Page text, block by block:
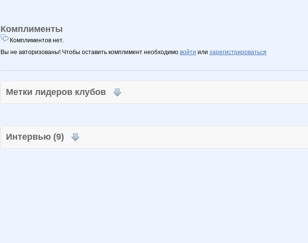
Комплименты
Комплиментов нет.
Вы не авторизованы! Чтобы оставить комплимент необходимо войти или зарегистрироваться
Метки лидеров клубов
Интервью (9)